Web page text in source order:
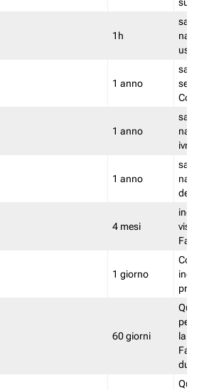
1h
salva
1 anno
salva
Convy
1 anno
salva
ivr
1 anno
salva
del
4 mesi
1 giorno
60 giorni
la